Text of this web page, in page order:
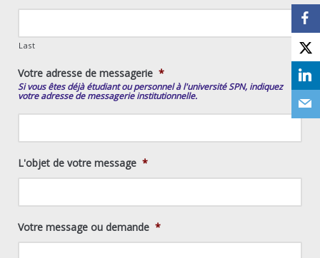
Last
Votre adresse de messagerie *
Si vous êtes déjà étudiant ou personnel à l'université SPN, indiquez
votre adresse de messagerie institutionnelle.
L'objet de votre message *
Votre message ou demande *